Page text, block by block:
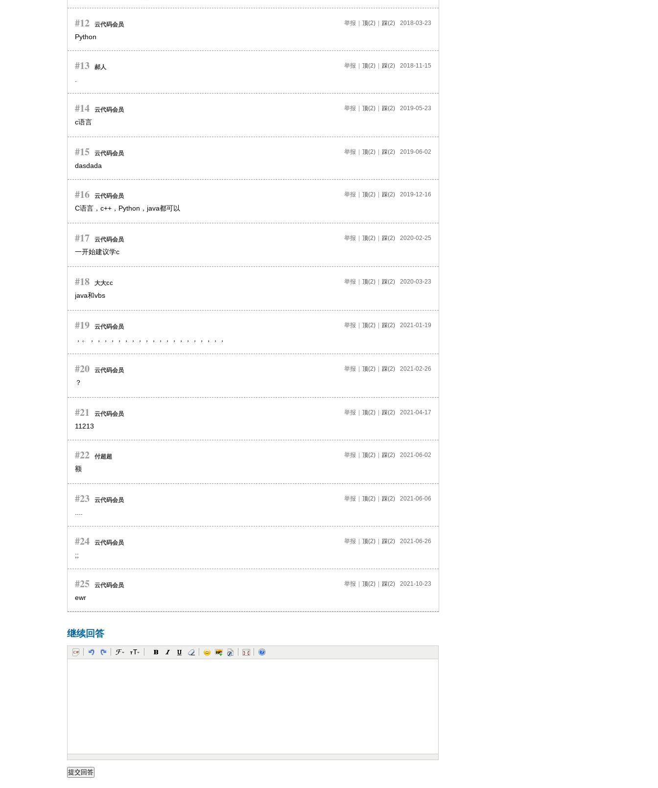
#12 云代码会员 举报 顶(2) 踩(2) 2018-03-23
Python
#13 郝人 举报 顶(2) 踩(2) 2018-11-15
#14 云代码会员 举报 顶(2) 踩(2) 2019-05-23
c语言
#15 云代码会员 举报 顶(2) 踩(2) 2019-06-02
dasdada
#16 云代码会员 举报 顶(2) 踩(2) 2019-12-16
C语言，c++，Python，java都可以
#17 云代码会员 举报 顶(2) 踩(2) 2020-02-25
一开始建议学c
#18 大大cc 举报 顶(2) 踩(2) 2020-03-23
java和vbs
#19 云代码会员 举报 顶(2) 踩(2) 2021-01-19
，。，，，，，，，，，，，，，，，，，，，，
#20 云代码会员 举报 顶(2) 踩(2) 2021-02-26
？
#21 云代码会员 举报 顶(2) 踩(2) 2021-04-17
11213
#22 付超超 举报 顶(2) 踩(2) 2021-06-02
额
#23 云代码会员 举报 顶(2) 踩(2) 2021-06-06
#24 云代码会员 举报 顶(2) 踩(2) 2021-06-26
;;
#25 云代码会员 举报 顶(2) 踩(2) 2021-10-23
ewr
继续回答